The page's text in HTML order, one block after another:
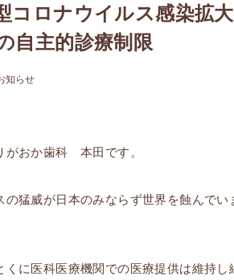
コロナウイルス感染拡
自主的診療制限
知らせ
おか歯科 本田です。
の猛威が日本のみならず世界を蝕んでい
くに医科医療機関での医療提供は維持し